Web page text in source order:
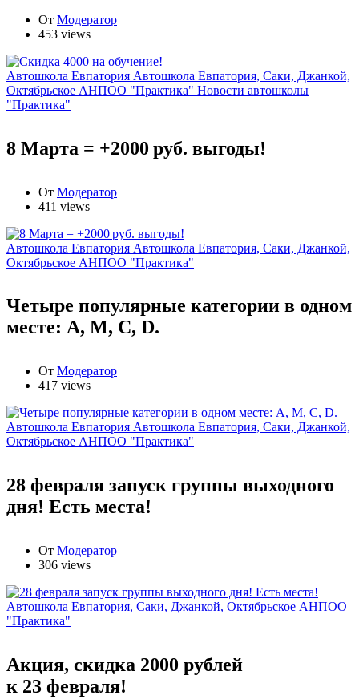
От Модератор
453 views
Автошкола Евпатория Автошкола Евпатория, Саки, Джанкой,
Октябрьское АНПОО "Практика" Новости автошколы
"Практика"
8 Марта = +2000 руб. выгоды!
От Модератор
411 views
Автошкола Евпатория Автошкола Евпатория, Саки, Джанкой,
Октябрьское АНПОО "Практика"
Четыре популярные категории в одном
месте: А, М, С, D.
От Модератор
417 views
Автошкола Евпатория Автошкола Евпатория, Саки, Джанкой,
Октябрьское АНПОО "Практика"
28 февраля запуск группы выходного
дня! Есть места!
От Модератор
306 views
Автошкола Евпатория, Саки, Джанкой, Октябрьское АНПОО
"Практика"
Акция, скидка 2000 рублей
к 23 февраля!